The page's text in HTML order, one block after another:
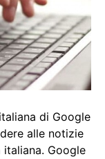
di Google
alle notizie
Google